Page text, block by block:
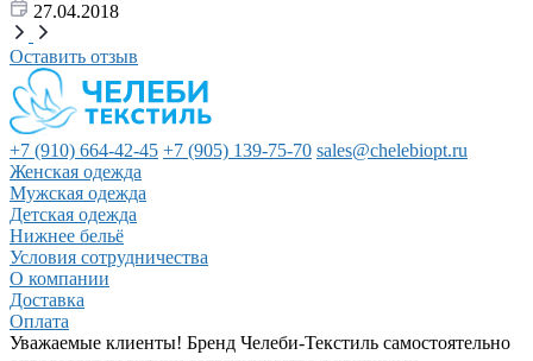
27.04.2018
Оставить отзыв
+7 (910) 664-42-45 +7 (905) 139-75-70 sales@chelebiopt.ru
Женская одежда
Мужская одежда
Детская одежда
Нижнее бельё
Условия сотрудничества
О компании
Доставка
Оплата
Уважаемые клиенты! Бренд Челеби-Текстиль самостоятельно